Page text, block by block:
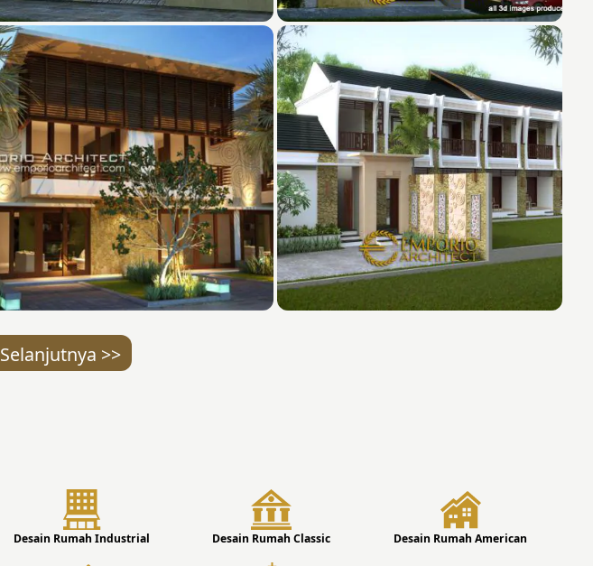
Selanjutnya >>
Desain Rumah Industrial Desain Rumah Classic Desain Rumah American